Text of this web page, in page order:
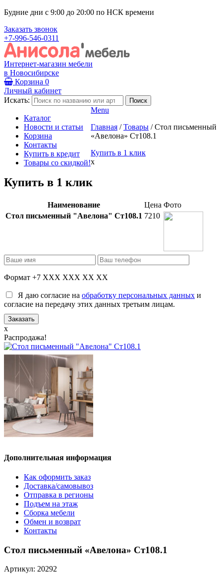
Будние дни с 9:00 до 20:00 по НСК времени
Заказать звонок
+7-996-546-0311
Интернет-магазин мебели
в Новосибирске
Корзина 0
Личный кабинет
Искать:
Каталог
Новости и статьи
Корзина
Контакты
Купить в кредит
Товары со скидкой!
Menu
Главная / Товары / Стол письменный
«Авелона» Ст108.1
Купить в 1 клик
x
Купить в 1 клик
Наименование Цена Фото
Стол письменный "Авелона" Ст108.1 7210
Формат +7 XXX XXX XX XX
Я даю согласие на обработку персональных данных и
согласие на передачу этих данных третьим лицам.
x
Распродажа!
Дополнительная информация
Как оформить заказ
Доставка/самовывоз
Отправка в регионы
Подъем на этаж
Сборка мебели
Обмен и возврат
Контакты
Стол письменный «Авелона» Ст108.1
Артикул: 20292